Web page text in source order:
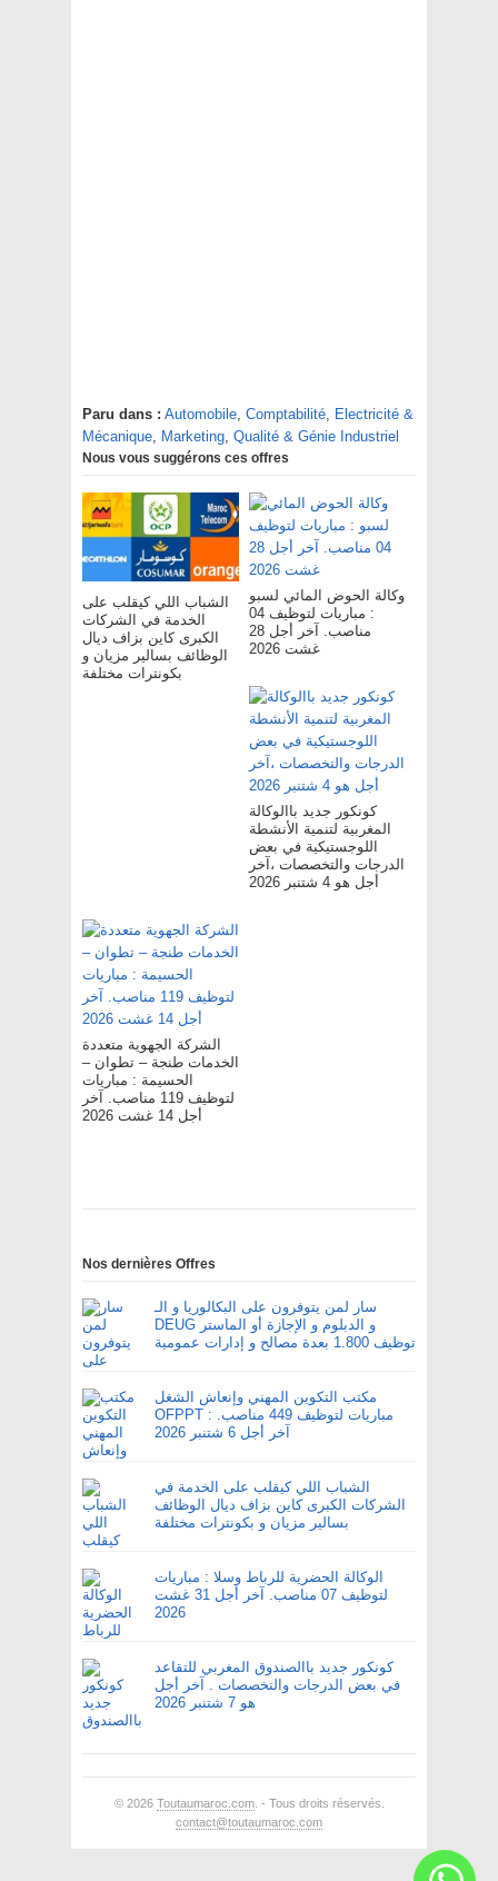
Paru dans : Automobile, Comptabilité, Electricité &
Mécanique, Marketing, Qualité & Génie Industriel
Nous vous suggérons ces offres
الشباب اللي كيقلب على
الخدمة في الشركات
الكبرى كاين بزاف ديال
الوظائف بسالير مزيان و
بكونترات مختلفة
وكالة الحوض المائي لسبو
: مباريات لتوظيف 04
مناصب. آخر أجل 28
غشت 2026
كونكور جديد باالوكالة
المغربية لتنمية الأنشطة
اللوجستيكية في بعض
الدرجات والتخصصات ،آخر
أجل هو 4 شتنبر 2026
الشركة الجهوية متعددة
الخدمات طنجة – تطوان –
الحسيمة : مباريات
لتوظيف 119 مناصب. آخر
أجل 14 غشت 2026
Nos dernières Offres
سار لمن يتوفرون على البكالوريا و الـ
DEUG و الدبلوم و الإجازة أو الماستر
توظيف 1.800 بعدة مصالح و إدارات عمومية
مكتب التكوين المهني وإنعاش الشغل
OFPPT : مباريات لتوظيف 449 مناصب.
آخر أجل 6 شتنبر 2026
الشباب اللي كيقلب على الخدمة في
الشركات الكبرى كاين بزاف ديال الوظائف
بسالير مزيان و بكونترات مختلفة
الوكالة الحضرية للرباط وسلا : مباريات
لتوظيف 07 مناصب. آخر أجل 31 غشت
2026
كونكور جديد باالصندوق المغربي للتقاعد
في بعض الدرجات والتخصصات . آخر أجل
هو 7 شتنبر 2026
© 2026 Toutaumaroc.com. - Tous droits réservés.
contact@toutaumaroc.com